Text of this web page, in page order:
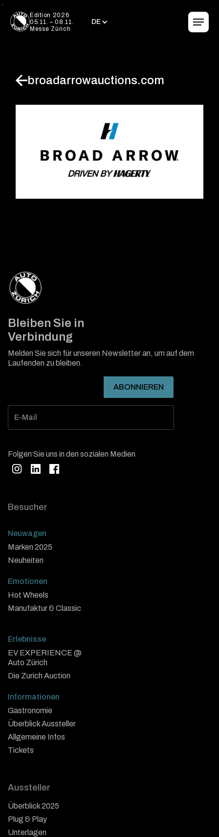
Edition 2026
05.11. – 08.11.
Messe Zürich
DE
DE
broadarrowauctions.com
Bleiben Sie in
Verbindung
Melden Sie sich für unseren Newsletter an, um auf dem
Laufenden zu bleiben.
Folgen Sie uns in den sozialen Medien
Besucher
Neuwagen
Marken 2025
Neuheiten
Emotionen
Hot Wheels
Manufaktur & Classic
Erlebnisse
EV EXPERIENCE @
Auto Zürich
Die Zurich Auction
Informationen
Gastronomie
Überblick Aussteller
Allgemeine Infos
Tickets
Aussteller
Überblick 2025
Plug & Play
Unterlagen